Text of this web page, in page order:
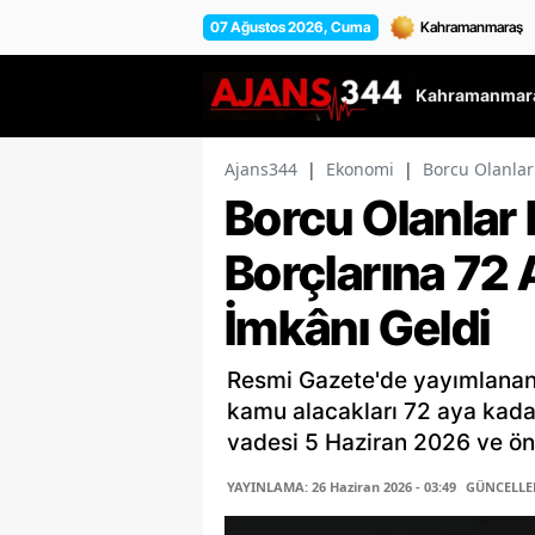
07 Ağustos 2026, Cuma
Ajans344 | Ekonomi | Borcu
Borcu
Borçlarına 72
İmkânı Geldi
Resmi Gazete'de
kamu alacakları 72 aya
vadesi 5 Haziran 2026 ve
YAYINLAMA: 26 Haziran 2026 - 03:49